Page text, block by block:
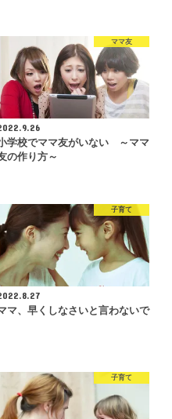
ママ友
学校でママ友がいない ～ママ
の作り方～
子育て
マ、早くしなさいと言わないで
子育て